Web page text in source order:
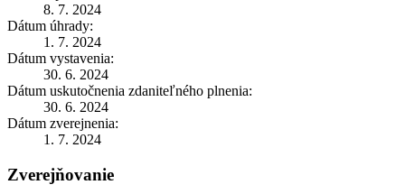
8. 7. 2024
Dátum úhrady:
1. 7. 2024
Dátum vystavenia:
30. 6. 2024
Dátum uskutočnenia zdaniteľného plnenia:
30. 6. 2024
Dátum zverejnenia:
1. 7. 2024
Zverejňovanie